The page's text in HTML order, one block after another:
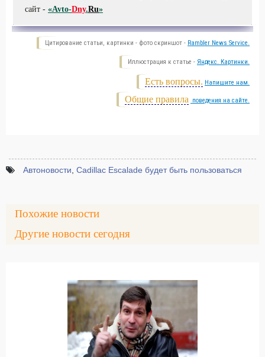
сайт - «Avto-Dny.Ru»
Цитирование статьи, картинки - фото скриншот - Rambler News Service.
Иллюстрация к статье - Яндекс. Картинки.
Есть вопросы. Напишите нам.
Общие правила поведения на сайте.
Автоновости Cadillac Escalade будет быть пользоваться
Похожие новости
Другие новости сегодня